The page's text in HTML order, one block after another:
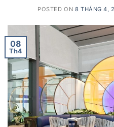
POSTED ON 8 THÁNG 4,
08
Th4